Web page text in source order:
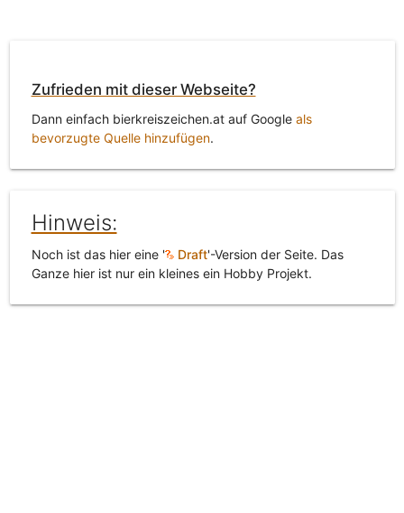
Zufrieden mit dieser Webseite?
Dann einfach bierkreiszeichen.at auf Google als
bevorzugte Quelle hinzufügen.
Hinweis:
Noch ist das hier eine ' Draft'-Version der Seite. Das
Ganze hier ist nur ein kleines ein Hobby Projekt.